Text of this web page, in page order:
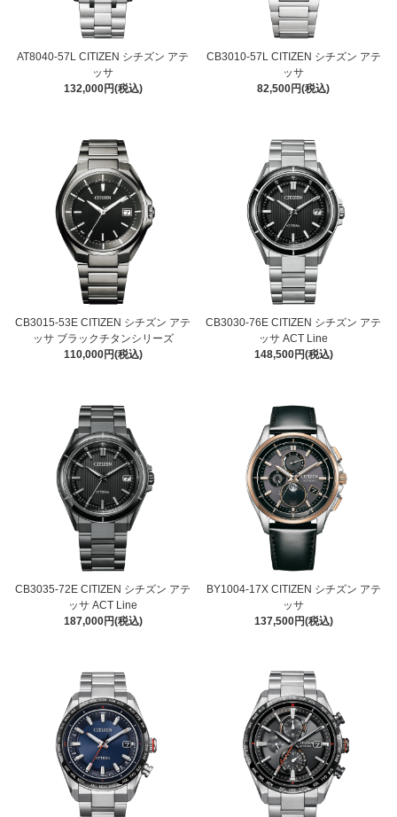
AT8040-57L CITIZEN シチズン アテ
ッサ
132,000円(税込)
CB3010-57L CITIZEN シチズン アテ
ッサ
82,500円(税込)
CB3015-53E CITIZEN シチズン アテ
ッサ ブラックチタンシリーズ
110,000円(税込)
CB3030-76E CITIZEN シチズン アテ
ッサ ACT Line
148,500円(税込)
CB3035-72E CITIZEN シチズン アテ
ッサ ACT Line
187,000円(税込)
BY1004-17X CITIZEN シチズン アテ
ッサ
137,500円(税込)